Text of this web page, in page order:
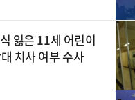
잃은 11세 어린이
치사 여부 수사